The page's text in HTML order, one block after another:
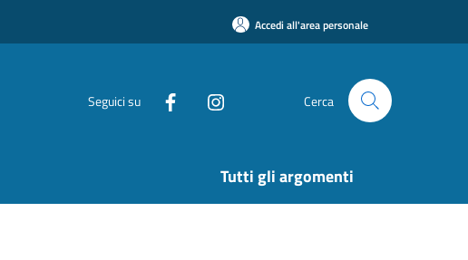
Accedi all'area personale
Seguici su Cerca
Tutti gli argomenti